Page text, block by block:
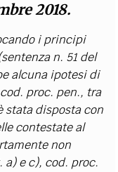
2018.
i principi
n. 51 del
alcuna ipotesi di
proc. pen., tra
stata disposta con
contestate al
non
e c), cod. proc.